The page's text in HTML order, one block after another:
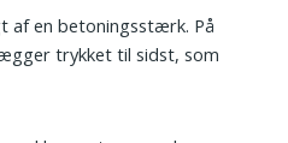
af en betonings­stærk. På
trykket til sidst, som